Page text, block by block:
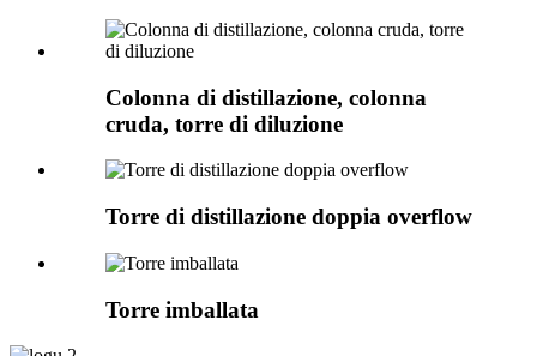
Colonna di distillazione, colonna
cruda, torre di diluzione
Torre di distillazione doppia overflow
Torre imballata